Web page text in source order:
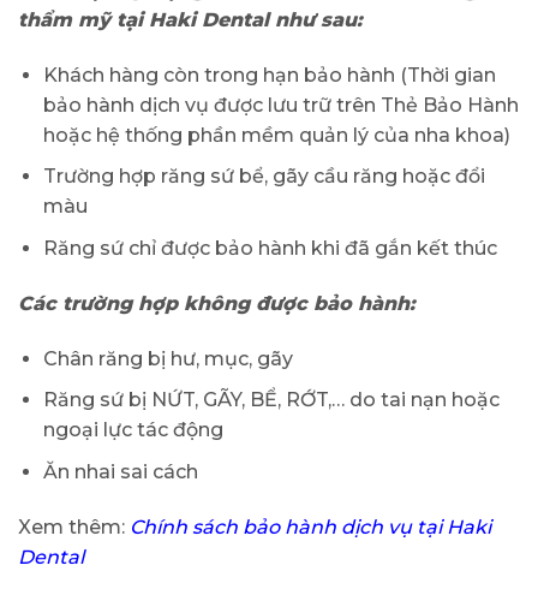
thẩm mỹ tại Haki Dental như sau:
Khách hàng còn trong hạn bảo hành (Thời gian
bảo hành dịch vụ được lưu trữ trên Thẻ Bảo Hành
hoặc hệ thống phần mềm quản lý của nha khoa)
Trường hợp răng sứ bể, gãy cầu răng hoặc đổi
màu
Răng sứ chỉ được bảo hành khi đã gắn kết thúc
Các trường hợp không được bảo hành:
Chân răng bị hư, mục, gãy
Răng sứ bị NỨT, GÃY, BỂ, RỚT,… do tai nạn hoặc
ngoại lực tác động
Ăn nhai sai cách
Xem thêm: Chính sách bảo hành dịch vụ tại Haki
Dental